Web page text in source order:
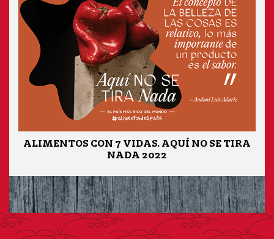
ALIMENTOS CON 7 VIDAS. AQUÍ NO SE TIRA
NADA 2022